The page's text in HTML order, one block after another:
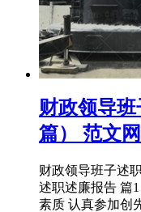
财政领导
篇） 范文网
财政领导班子述
述职述廉报告 篇
素质 认真参加创